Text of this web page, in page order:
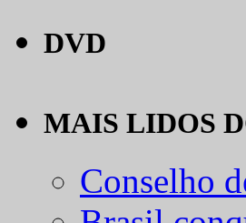
DVD
MAIS LIDOS
Conselho